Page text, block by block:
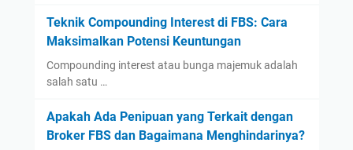
Teknik Compounding Interest di FBS: Cara
Maksimalkan Potensi Keuntungan
Compounding interest atau bunga majemuk adalah
salah satu …
Apakah Ada Penipuan yang Terkait dengan
Broker FBS dan Bagaimana Menghindarinya?